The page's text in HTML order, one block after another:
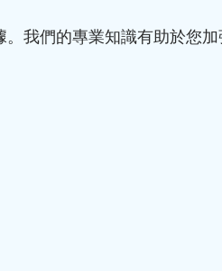
我們的專業知識有助於您